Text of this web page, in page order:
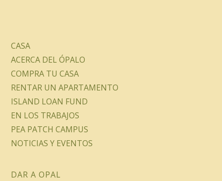
CASA
ACERCA DEL ÓPALO
COMPRA TU CASA
RENTAR UN APARTAMENTO
ISLAND LOAN FUND
EN LOS TRABAJOS
PEA PATCH CAMPUS
NOTICIAS Y EVENTOS
DAR A OPAL